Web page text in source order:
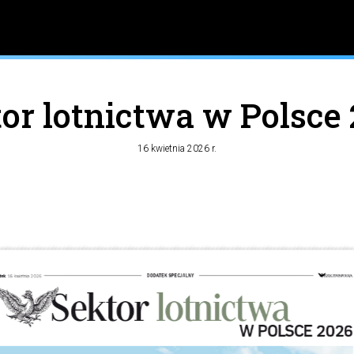
lotnictwa w Polsce
16 kwietnia 2026 r.